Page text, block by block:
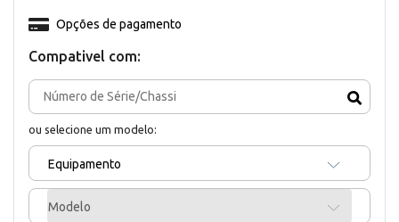
Compativel com:
ou selecione um modelo:
Equipamento
Modelo
Opções de pagamento